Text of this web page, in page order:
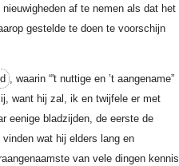
af te nemen als dat het
gestelde te doen te voorschijn
, waarin “'t nuttige en ’t aangename”
want hij zal, ik en twijfele er met
eenige bladzijden, de eerste de
wat hij elders lang en
van vele dingen kennis